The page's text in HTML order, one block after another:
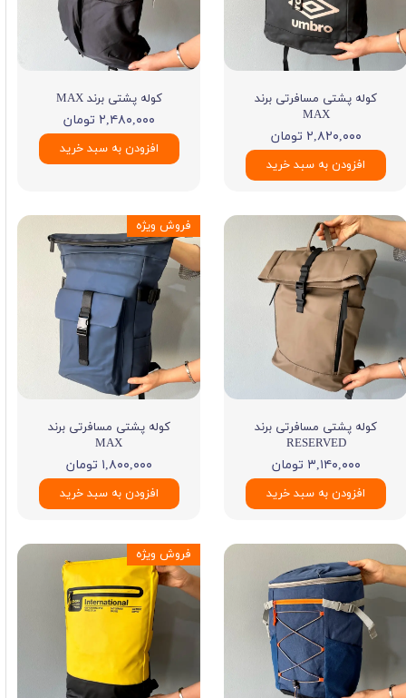
کوله پشتی مسافرتی برند
MAX
۲,۸۲۰,۰۰۰ تومان
افزودن به سبد خرید
کوله پشتی برند MAX
۲,۴۸۰,۰۰۰ تومان
افزودن به سبد خرید
کوله پشتی مسافرتی برند
RESERVED
۳,۱۴۰,۰۰۰ تومان
افزودن به سبد خرید
کوله پشتی مسافرتی برند
MAX
۱,۸۰۰,۰۰۰ تومان
افزودن به سبد خرید
فروش ویژه
فروش ویژه